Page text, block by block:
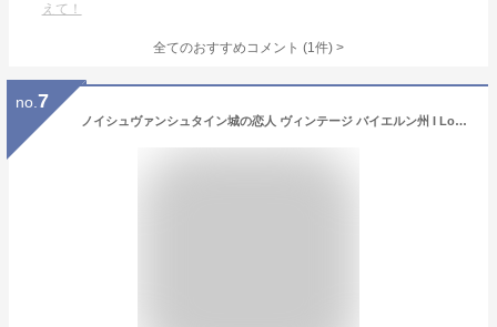
えて！
全てのおすすめコメント (1件) >
no. 7
ノイシュヴァンシュタイン城の恋人 ヴィンテージ バイエルン州 I Love Germany Tシャツ